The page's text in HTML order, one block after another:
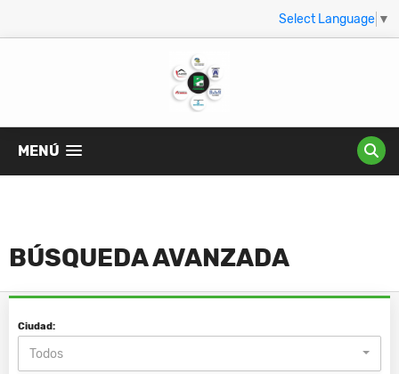
Select Language ▼
MENÚ
BÚSQUEDA AVANZADA
Ciudad:
Todos